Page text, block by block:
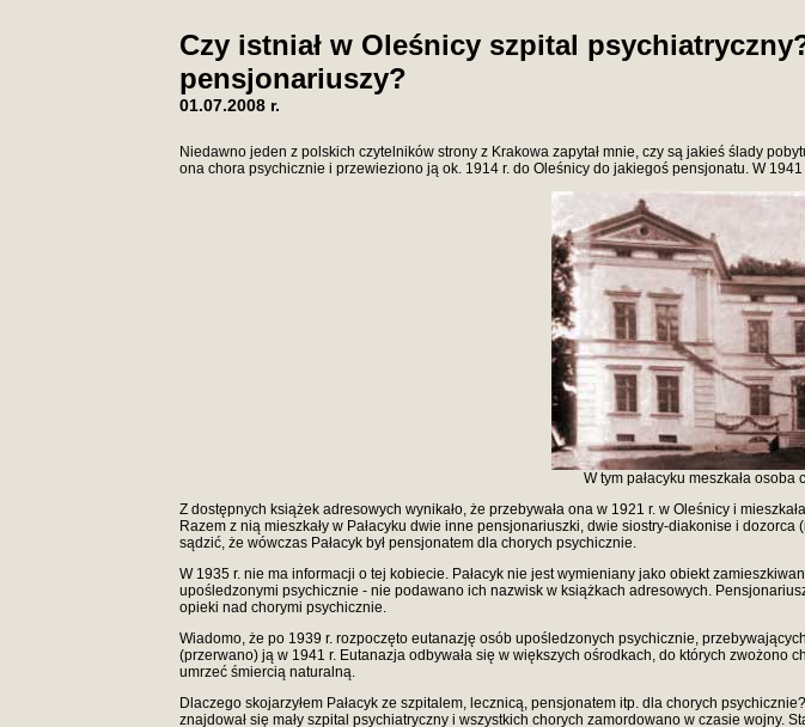
Czy istniał w Oleśnicy szpital
pensjonariuszy?
01.07.2008 r.
Niedawno jeden z polskich czytelników strony z Krakowa zapytał mnie, czy są jakieś ślady
ona chora psychicznie i przewieziono ją ok. 1914 r. do Oleśnicy do jakiegoś pensjonatu. W 1941
W tym pałacyku meszkała
Z dostępnych książek adresowych wynikało, że przebywała ona w 1921 r. w Oleśnicy i
Razem z nią mieszkały w Pałacyku dwie inne pensjonariuszki, dwie siostry-diakonise i
sądzić, że wówczas Pałacyk był pensjonatem dla chorych psychicznie.
W 1935 r. nie ma informacji o tej kobiecie. Pałacyk nie jest wymieniany jako obiekt
upośledzonymi psychicznie - nie podawano ich nazwisk w książkach adresowych.
opieki nad chorymi psychicznie.
Wiadomo, że po 1939 r. rozpoczęto eutanazję osób upośledzonych psychicznie,
(przerwano) ją w 1941 r. Eutanazja odbywała się w większych ośrodkach, do których zwożono
umrzeć śmiercią naturalną.
Dlaczego skojarzyłem Pałacyk ze szpitalem, lecznicą, pensjonatem itp. dla chorych
znajdował się mały szpital psychiatryczny i wszystkich chorych zamordowano w czasie wojny.